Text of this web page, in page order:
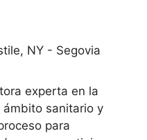
NY - Segovia
experta en la
sanitario y
para